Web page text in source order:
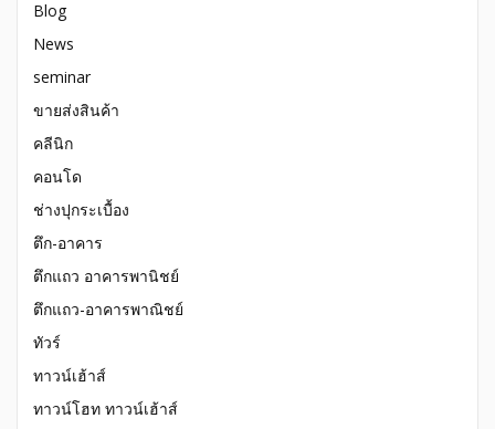
Blog
News
seminar
ขายส่งสินค้า
คลีนิก
คอนโด
ช่างปุกระเบื้อง
ตึก-อาคาร
ตึกแถว อาคารพานิชย์
ตึกแถว-อาคารพาณิชย์
ทัวร์
ทาวน์เฮ้าส์
ทาวน์โฮท ทาวน์เฮ้าส์